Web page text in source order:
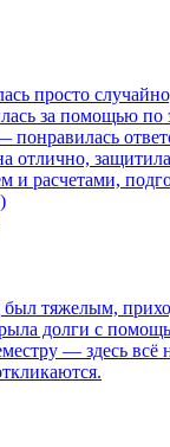
просто
за помощью по
отлично,
и расчетами,
тяжелым,
долги с
— здесь всё